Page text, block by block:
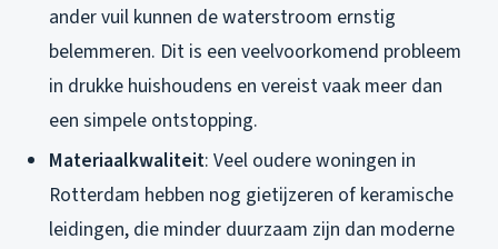
ander vuil kunnen de waterstroom ernstig
belemmeren. Dit is een veelvoorkomend probleem
in drukke huishoudens en vereist vaak meer dan
een simpele ontstopping.
Materiaalkwaliteit: Veel oudere woningen in
Rotterdam hebben nog gietijzeren of keramische
leidingen, die minder duurzaam zijn dan moderne